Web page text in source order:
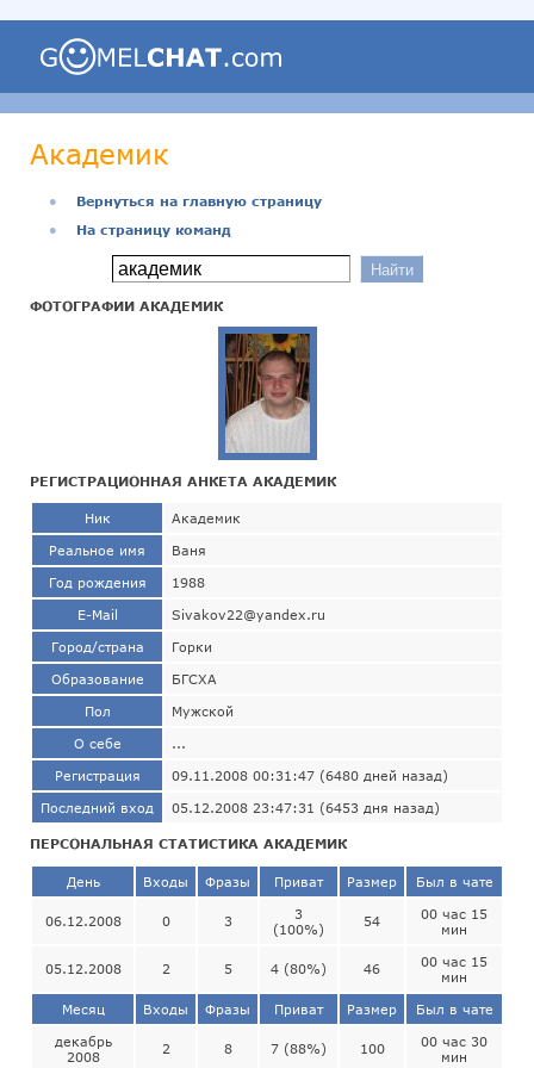
Академик
●
Вернуться на главную страницу
●
На страницу команд
ФОТОГРАФИИ АКАДЕМИК
РЕГИСТРАЦИОННАЯ АНКЕТА АКАДЕМИК
Ник Академик
Реальное имя Ваня
Год рождения 1988
E-Mail Sivakov22@yandex.ru
Город/страна Горки
Образование БГСХА
Пол Мужской
О себе
Регистрация 09.11.2008 00:31:47 (6480 дней назад)
Последний вход 05.12.2008 23:47:31 (6453 дня назад)
ПЕРСОНАЛЬНАЯ СТАТИСТИКА АКАДЕМИК
День Входы Фразы Приват Размер Был в чате
06.12.2008 0 3
3
(100%)
54
00 час 15
мин
05.12.2008 2 5 4 (80%) 46
00 час 15
мин
Месяц Входы Фразы Приват Размер Был в чате
декабрь
2008
2 8 7 (88%) 100
00 час 30
мин